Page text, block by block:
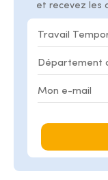
et recevez les